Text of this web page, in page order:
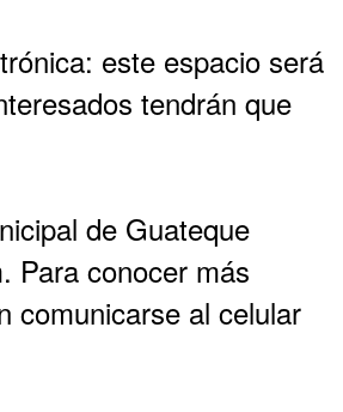
este espacio será
tendrán que
de Guateque
Para conocer más
comunicarse al celular